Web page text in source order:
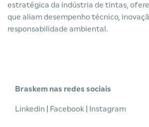
estratégica da indústria de tintas,
que aliam desempenho técnico,
responsabilidade ambiental.
Braskem nas redes sociais
Linkedin Facebook Instagram